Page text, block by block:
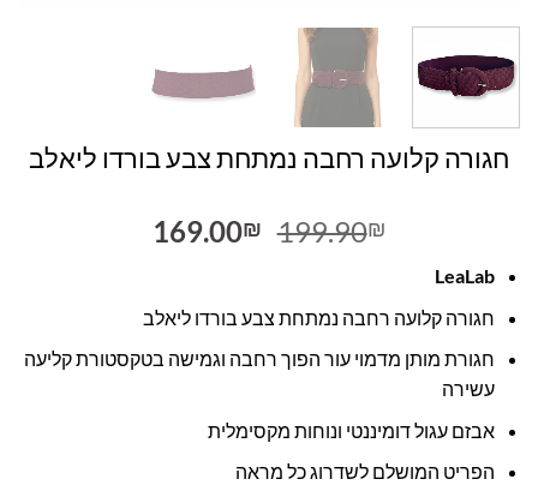
חגורה קלועה רחבה נמתחת צבע בורדו ליאלב
199.90₪
המחיר
199.90₪.
169.00₪
169.00₪.
LeaLab
חגורה קלועה רחבה נמתחת צבע בורדו ליאלב
חגורת מותן מדמוי עור הפוך רחבה וגמישה בטקסטורת קליעה
עשירה
אבזם עגול דומיננטי ונוחות מקסימלית
הפריט המושלם לשדרוג כל מראה